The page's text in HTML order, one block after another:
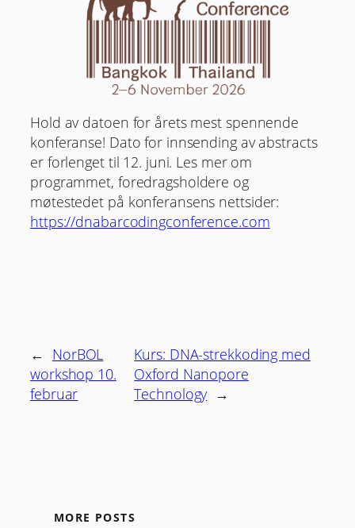
Hold av datoen for årets mest spennende
konferanse! Dato for innsending av abstracts
er forlenget til 12. juni. Les mer om
programmet, foredragsholdere og
møtestedet på konferansens nettsider:
https://dnabarcodingconference.com
← NorBOL
workshop 10.
februar
Kurs: DNA-strekkoding med
Oxford Nanopore
Technology →
MORE POSTS